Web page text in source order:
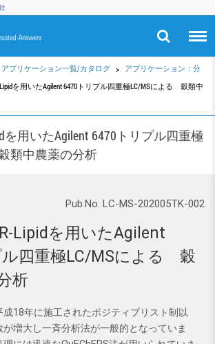
アプリケーション一覧/カタログ
アプリケーション：分
Lipidを用いたAgilent 6470トリプル四重極LC/MSによる 穀類中
を用いたAgilent 6470トリプル四重極
類中農薬の分析
Pub.No. LC-MS-202005TK-002
Lipidを用いたAgilent
四重極LC/MSによる 穀
析
18年に施工されたポジティブリスト制以
増大し一斉分析法が一般的となっていま